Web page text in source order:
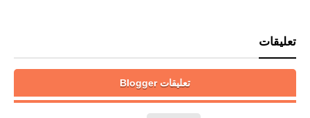
تعليقات
تعليقات Blogger